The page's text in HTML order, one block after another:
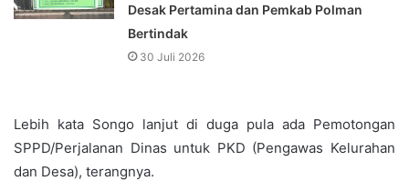
Desak Pertamina dan Pemkab Polman
Bertindak
30 Juli 2026
Lebih kata Songo lanjut di duga pula ada Pemotongan
SPPD/Perjalanan Dinas untuk PKD (Pengawas Kelurahan
dan Desa), terangnya.